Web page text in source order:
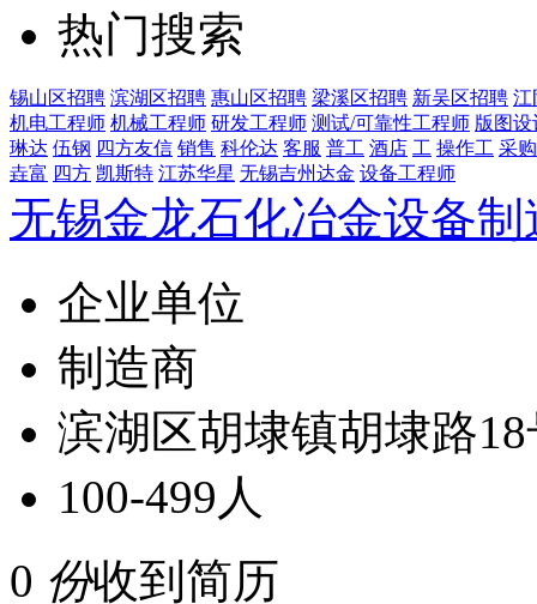
热门搜索
锡山区招聘 滨湖区招聘 惠山区招聘 梁溪区招聘 新吴区招聘 江
机电工程师 机械工程师 研发工程师 测试/可靠性工程师 版图
琳达 伍钢 四方友信 销售 科伦达 客服 普工 酒店 工 操作工 采购
垚富 四方 凯斯特 江苏华星 无锡吉州达金 设备工程师
无锡金龙石化冶金设备
企业单位
制造商
滨湖区胡埭镇胡埭路18
100-499人
0 份收到简历